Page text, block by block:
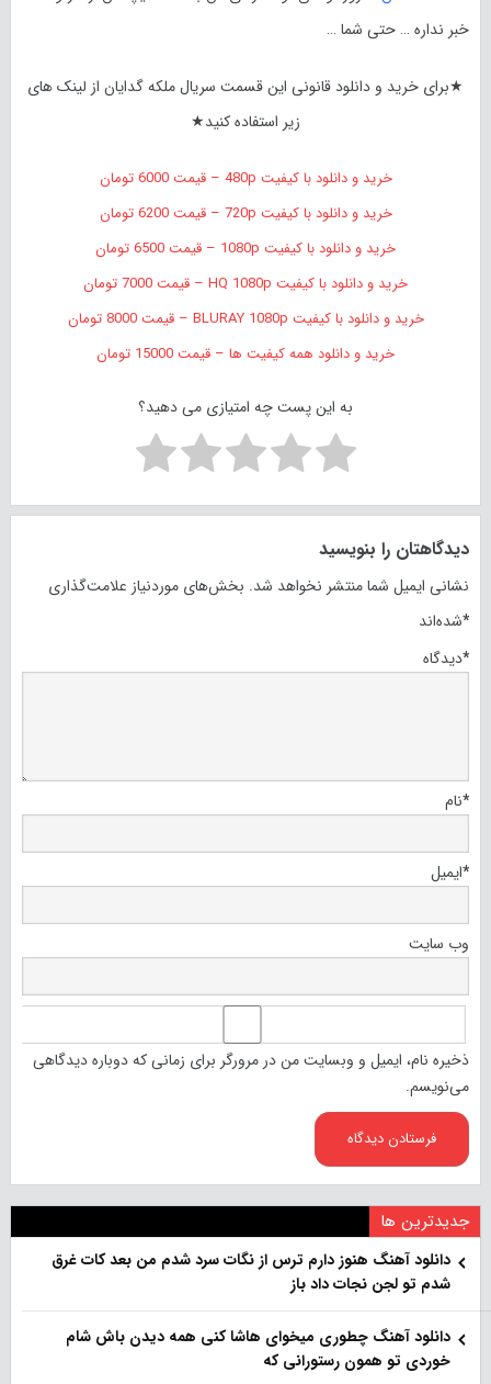
خبر نداره … حتی شما …
★برای خرید و دانلود قانونی این قسمت سریال ملکه گدایان از لینک های
زیر استفاده کنید★
خرید و دانلود با کیفیت 480p – قیمت 6000 تومان
خرید و دانلود با کیفیت 720p – قیمت 6200 تومان
خرید و دانلود با کیفیت 1080p – قیمت 6500 تومان
خرید و دانلود با کیفیت HQ 1080p – قیمت 7000 تومان
خرید و دانلود با کیفیت BLURAY 1080p – قیمت 8000 تومان
خرید و دانلود همه کیفیت ها – قیمت 15000 تومان
به این پست چه امتیازی می دهید؟
دیدگاهتان را بنویسید
نشانی ایمیل شما منتشر نخواهد شد. بخش‌های موردنیاز علامت‌گذاری
شده‌اند*
دیدگاه*
نام*
ایمیل*
وب‌ سایت
ذخیره نام، ایمیل و وبسایت من در مرورگر برای زمانی که دوباره دیدگاهی
می‌نویسم.
جدیدترین ها
دانلود آهنگ هنو‌ز دارم ترس از نگات سرد شدم من بعد کات غرق
شدم تو لجن نجات داد باز
دانلود آهنگ چطوری میخوای هاشا کنی همه دیدن باش شام
خوردی تو همون رستورانی که